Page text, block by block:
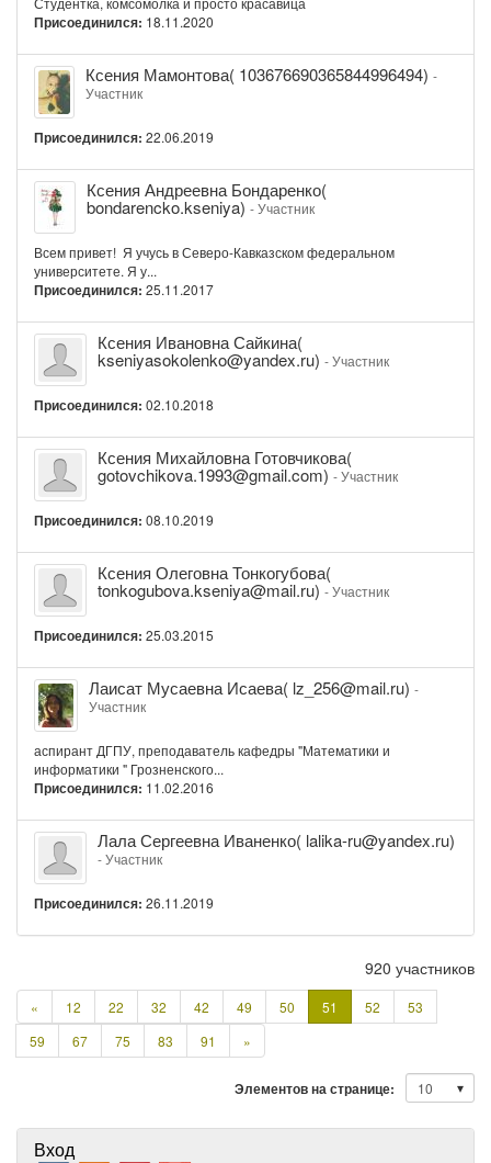
Присоединился: 18.11.2020
Ксения
Мамонтова(
103676690365844996494)
Ксения Мамонтова( 103676690365844996494) -
Участник
Присоединился: 22.06.2019
Ксения
Андреевна
Бондаренко(
bondarencko.kseniya)
Ксения Андреевна Бондаренко(
bondarencko.kseniya) - Участник
Всем привет! Я учусь в Северо-Кавказском федеральном
университете. Я у...
Присоединился: 25.11.2017
Ксения
Ивановна
Сайкина(
kseniyasokolenko@yandex.ru)
Ксения Ивановна Сайкина(
kseniyasokolenko@yandex.ru) - Участник
Присоединился: 02.10.2018
Ксения
Михайловна
Готовчикова(
gotovchikova.1993@gmail.com)
Ксения Михайловна Готовчикова(
gotovchikova.1993@gmail.com) - Участник
Присоединился: 08.10.2019
Ксения
Олеговна
Тонкогубова(
tonkogubova.kseniya@mail.ru)
Ксения Олеговна Тонкогубова(
tonkogubova.kseniya@mail.ru) - Участник
Присоединился: 25.03.2015
Лаисат
Мусаевна
Исаева(
lz_256@mail.ru)
Лаисат Мусаевна Исаева( lz_256@mail.ru) -
Участник
аспирант ДГПУ, преподаватель кафедры "Математики и
информатики " Грозненского...
Присоединился: 11.02.2016
Лала
Сергеевна
Иваненко(
lalika-
ru@yandex.ru)
Лала Сергеевна Иваненко( lalika-ru@yandex.ru)
- Участник
Присоединился: 26.11.2019
920 участников
« Предыдущая
страница
12 22 32 42 49 50 51 52
53
59
67 75 83 91 »
страница
Элементов на странице:
Вход